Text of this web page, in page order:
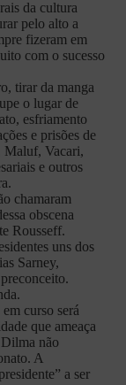
da cultura
pelo alto a
fizeram em
com o sucesso
tirar da manga
o lugar de
esfriamento
e prisões de
Maluf, Vacari,
e outros
chamaram
obscena
Rousseff.
uns dos
Sarney,
curso será
que ameaça
não
A
a ser